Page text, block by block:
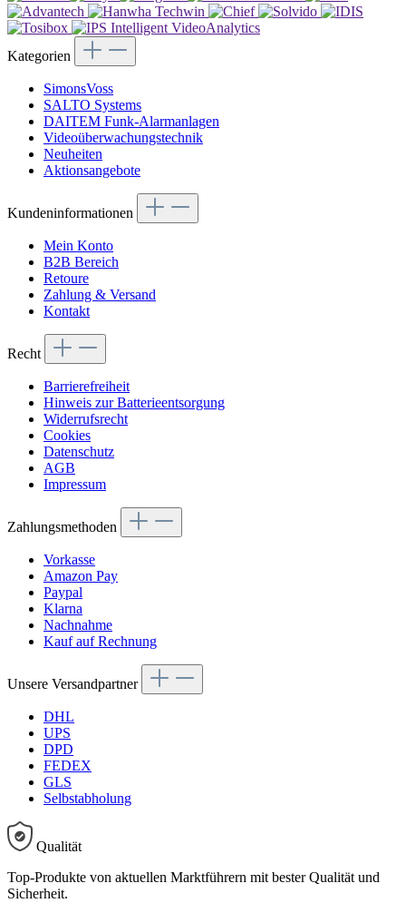
Kategorien
SimonsVoss
SALTO Systems
DAITEM Funk-Alarmanlagen
Videoüberwachungstechnik
Neuheiten
Aktionsangebote
Kundeninformationen
Mein Konto
B2B Bereich
Retoure
Zahlung & Versand
Kontakt
Recht
Barrierefreiheit
Hinweis zur Batterieentsorgung
Widerrufsrecht
Cookies
Datenschutz
AGB
Impressum
Zahlungsmethoden
Vorkasse
Amazon Pay
Paypal
Klarna
Nachnahme
Kauf auf Rechnung
Unsere Versandpartner
DHL
UPS
DPD
FEDEX
GLS
Selbstabholung
Qualität
Top-Produkte von aktuellen Marktführern mit bester Qualität und
Sicherheit.